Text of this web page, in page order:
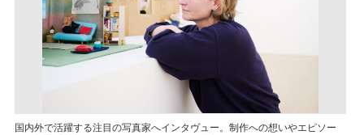
国内外で活躍する注目の写真家へインタヴュー。制作への想いやエピソー